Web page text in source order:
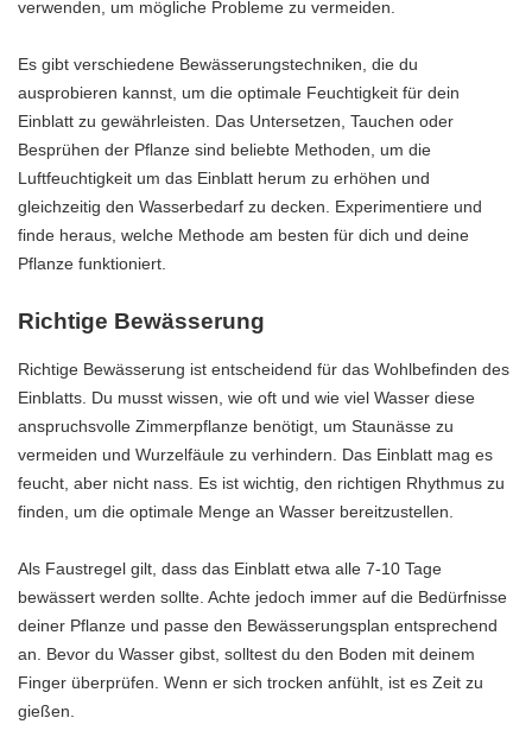
verwenden, um mögliche Probleme zu vermeiden.
Es gibt verschiedene Bewässerungstechniken, die du
ausprobieren kannst, um die optimale Feuchtigkeit für dein
Einblatt zu gewährleisten. Das Untersetzen, Tauchen oder
Besprühen der Pflanze sind beliebte Methoden, um die
Luftfeuchtigkeit um das Einblatt herum zu erhöhen und
gleichzeitig den Wasserbedarf zu decken. Experimentiere und
finde heraus, welche Methode am besten für dich und deine
Pflanze funktioniert.
Richtige Bewässerung
Richtige Bewässerung ist entscheidend für das Wohlbefinden des
Einblatts. Du musst wissen, wie oft und wie viel Wasser diese
anspruchsvolle Zimmerpflanze benötigt, um Staunässe zu
vermeiden und Wurzelfäule zu verhindern. Das Einblatt mag es
feucht, aber nicht nass. Es ist wichtig, den richtigen Rhythmus zu
finden, um die optimale Menge an Wasser bereitzustellen.
Als Faustregel gilt, dass das Einblatt etwa alle 7-10 Tage
bewässert werden sollte. Achte jedoch immer auf die Bedürfnisse
deiner Pflanze und passe den Bewässerungsplan entsprechend
an. Bevor du Wasser gibst, solltest du den Boden mit deinem
Finger überprüfen. Wenn er sich trocken anfühlt, ist es Zeit zu
gießen.